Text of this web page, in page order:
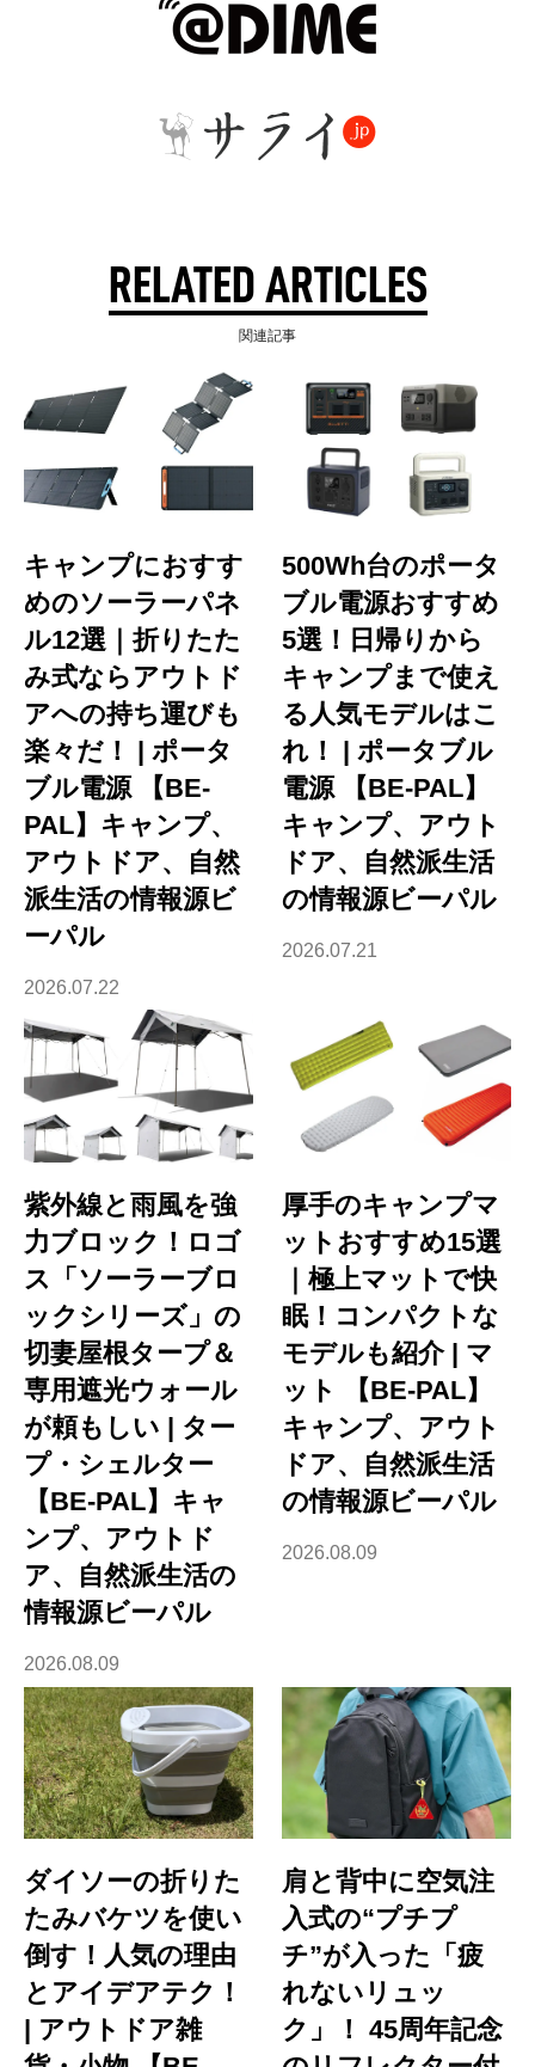
RELATED ARTICLES
関連記事
キャンプにおすす
めのソーラーパネ
ル12選｜折りたた
み式ならアウトド
アへの持ち運びも
楽々だ！ | ポータ
ブル電源 【BE-
PAL】キャンプ、
アウトドア、自然
派生活の情報源ビ
ーパル
2026.07.22
500Wh台のポータ
ブル電源おすすめ
5選！日帰りから
キャンプまで使え
る人気モデルはこ
れ！ | ポータブル
電源 【BE-PAL】
キャンプ、アウト
ドア、自然派生活
の情報源ビーパル
2026.07.21
紫外線と雨風を強
力ブロック！ロゴ
ス「ソーラーブロ
ックシリーズ」の
切妻屋根タープ＆
専用遮光ウォール
が頼もしい | ター
プ・シェルター
【BE-PAL】キャ
ンプ、アウトド
ア、自然派生活の
情報源ビーパル
2026.08.09
厚手のキャンプマ
ットおすすめ15選
｜極上マットで快
眠！コンパクトな
モデルも紹介 | マ
ット 【BE-PAL】
キャンプ、アウト
ドア、自然派生活
の情報源ビーパル
2026.08.09
ダイソーの折りた
たみバケツを使い
倒す！人気の理由
とアイデアテク！
| アウトドア雑
肩と背中に空気注
入式の“プチプ
チ”が入った「疲
れないリュッ
ク」！ 45周年記念